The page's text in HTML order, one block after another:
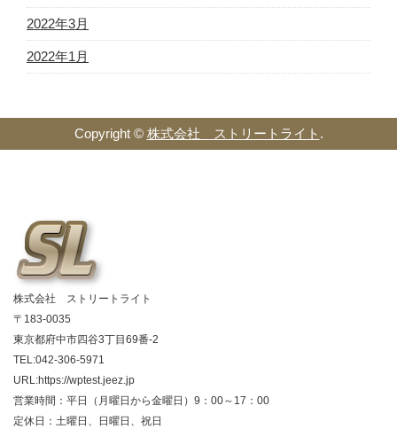
2022年3月
2022年1月
Copyright © 株式会社 ストリートライト .
株式会社 ストリートライト
〒183-0035
東京都府中市四谷3丁目69番-2
TEL:042-306-5971
URL:https://wptest.jeez.jp
営業時間：平日（月曜日から金曜日）9：00～17：00
定休日：土曜日、日曜日、祝日